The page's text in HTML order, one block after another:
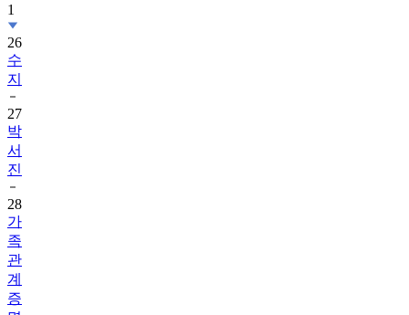
1
26
수
지
27
박
서
진
28
가
족
관
계
증